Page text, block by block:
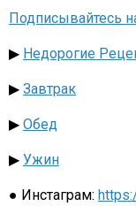
Подписывайтесь
▶ Недорогие
▶ Завтрак
▶ Обед
▶ Ужин
● Инстаграм: